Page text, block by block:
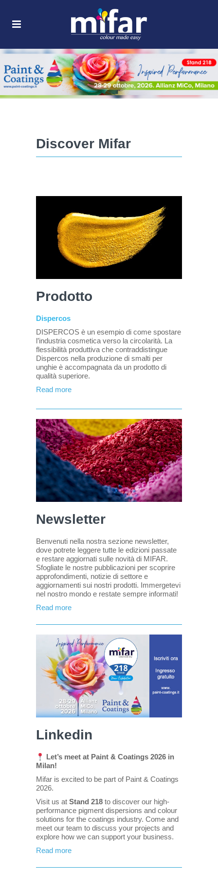
Discover Mifar
Prodotto
Dispercos
DISPERCOS è un esempio di come spostare
l’industria cosmetica verso la circolarità. La
flessibilità produttiva che contraddistingue
Dispercos nella produzione di smalti per
unghie è accompagnata da un prodotto di
qualità superiore.
Read more
Newsletter
Benvenuti nella nostra sezione newsletter,
dove potrete leggere tutte le edizioni passate
e restare aggiornati sulle novità di MIFAR.
Sfogliate le nostre pubblicazioni per scoprire
approfondimenti, notizie di settore e
aggiornamenti sui nostri prodotti. Immergetevi
nel nostro mondo e restate sempre informati!
Read more
Linkedin
Let’s meet at Paint & Coatings 2026 in
Milan!
Mifar is excited to be part of Paint & Coatings
2026.
Visit us at Stand 218 to discover our high-
performance pigment dispersions and colour
solutions for the coatings industry. Come and
meet our team to discuss your projects and
explore how we can support your business.
Read more